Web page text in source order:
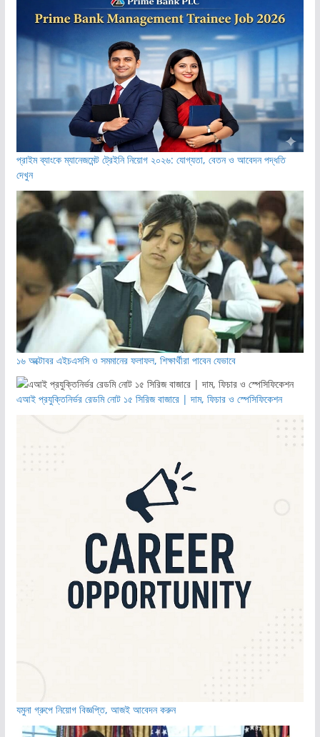
প্রাইম ব্যাংকে ম্যানেজমেন্ট ট্রেইনি নিয়োগ ২০২৬: যোগ্যতা, বেতন ও আবেদন পদ্ধতি
দেখুন
১৬ অক্টোবর এইচএসসি ও সমমানের ফলাফল, শিক্ষার্থীরা পাবেন যেভাবে
এআই প্রযুক্তিনির্ভর রেডমি নোট ১৫ সিরিজ বাজারে | দাম, ফিচার ও স্পেসিফিকেশন
যমুনা গ্রুপে নিয়োগ বিজ্ঞপ্তি, আজই আবেদন করুন